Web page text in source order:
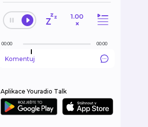
1.00
×
00:00 00:00
Komentuj
Aplikace Youradio Talk